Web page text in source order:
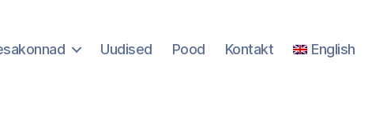
Uudised Pood Kontakt English